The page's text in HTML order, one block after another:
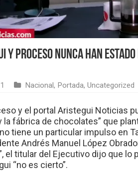
y Proceso nunca han
Nacional, Portada, Uncategorized
y el portal Aristegui Noticias
la fábrica de chocolates” que
tiene un particular impulso en
Andrés Manuel López
el titular del Ejecutivo dijo que lo
“no es cierto”.